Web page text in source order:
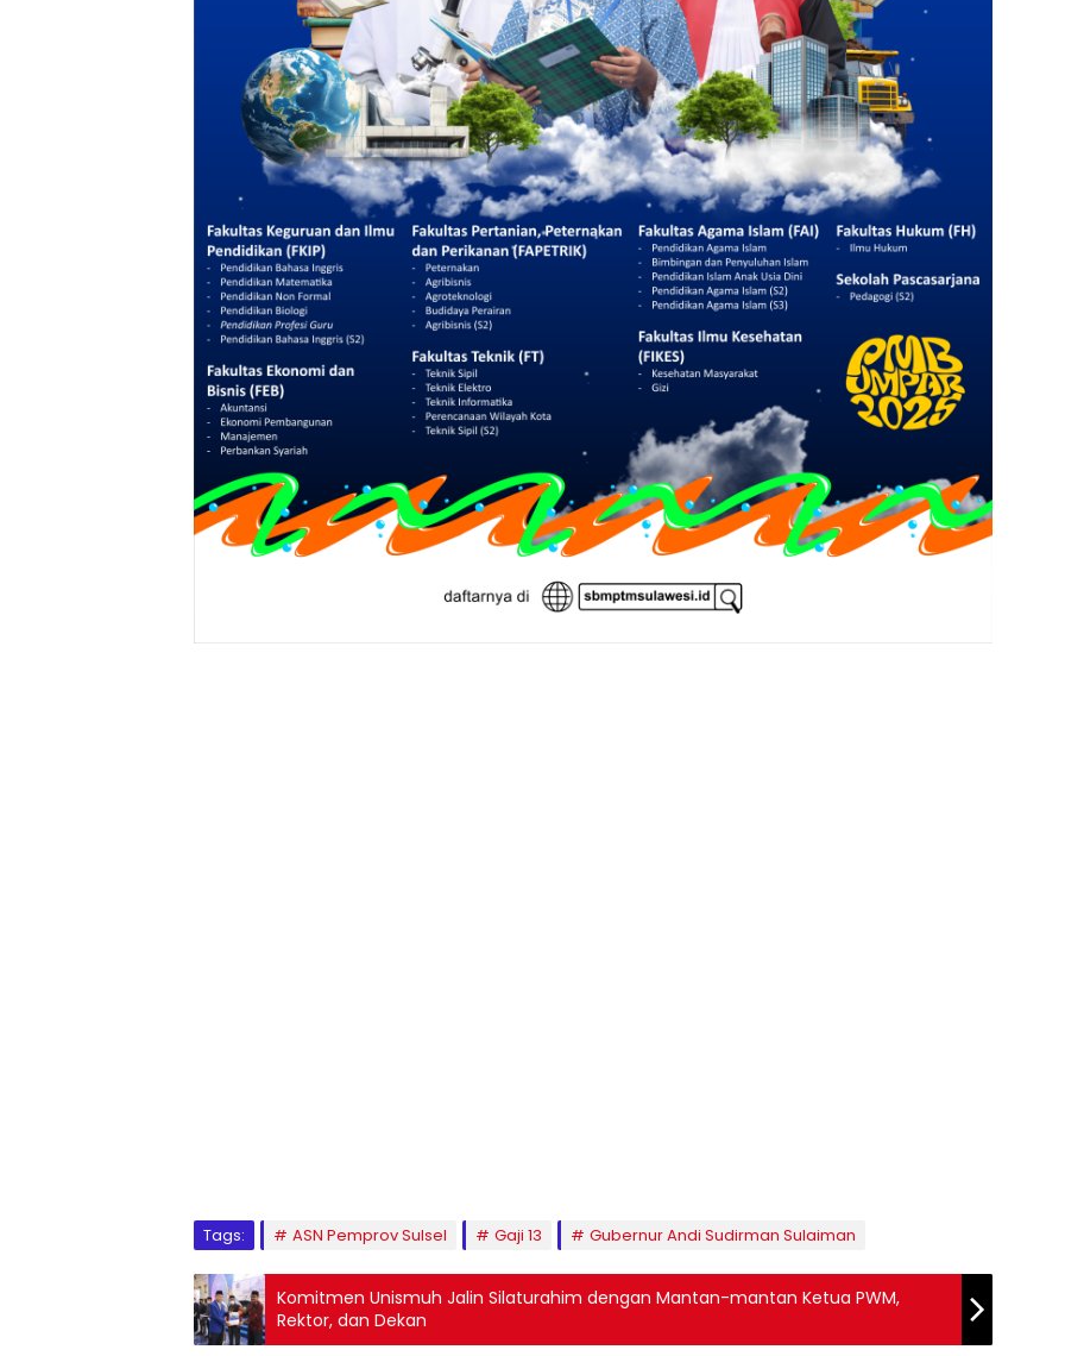
Klik Banner UNISMUH MAKASSAR
Tags: ASN Pemprov Sulsel Gaji 13 Gubernur Andi Sudirman Sulaiman
Komitmen Unismuh Jalin Silaturahim dengan Mantan-mantan Ketua PWM,
Rektor, dan Dekan